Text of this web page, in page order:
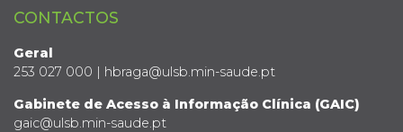
CONTACTOS
Geral
253 027 000 | hbraga@ulsb.min-saude.pt
Gabinete de Acesso à Informação Clínica (GAIC)
gaic@ulsb.min-saude.pt